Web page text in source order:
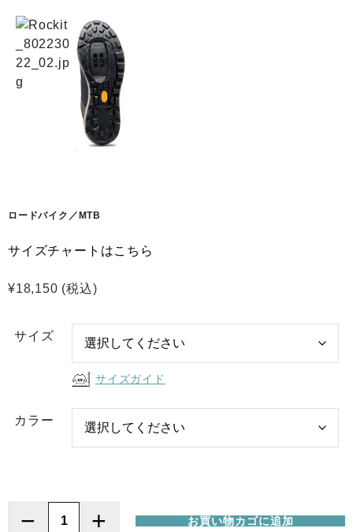
ロードバイク／MTB
サイズチャートはこちら
¥18,150 (税込)
サイズ
サイズガイド
カラー
− Northwave
+ お買い物カゴに追加